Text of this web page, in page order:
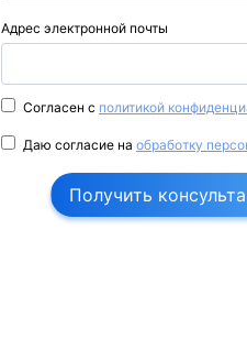
Адрес электронной почты
Согласен с политикой
Даю согласие на обработку
Получить